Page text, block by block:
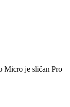
Micro je sličan Pro